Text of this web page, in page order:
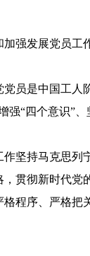
强发展党员工
员是中国工人
强“四个意识”
坚持马克思列
贯彻新时代党
程序、严格把